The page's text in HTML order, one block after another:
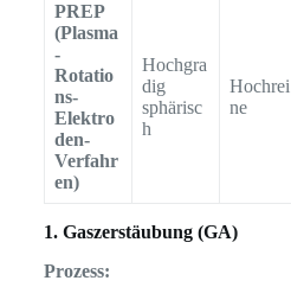
PREP
(Plasma
-
Rotatio
ns-
Elektro
den-
Verfahr
en)
Hochgra
dig
sphärisc
h
Hochrei
ne
1. Gaszerstäubung (GA)
Prozess: